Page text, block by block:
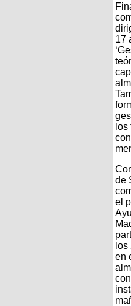
17
de
el
en